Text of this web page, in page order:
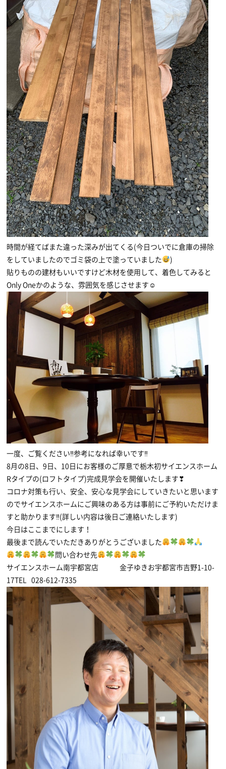
時間が経てばまた違った深みが出てくる(今日ついでに倉庫の掃除
をしていましたのでゴミ袋の上で塗っていました
)
貼りものの建材もいいですけど木材を使用して、着色してみると
Only Oneかのような、雰囲気を感じさせます☺
一度、ご覧ください‼参考になれば幸いです‼
8月の8日、9日、10日にお客様のご厚意で栃木初サイエンスホーム
Rタイプの(ロフトタイプ)完成見学会を開催いたします❣
コロナ対策も行い、安全、安心な見学会にしていきたいと思います
のでサイエンスホームにご興味のある方は事前にご予約いただけま
すと助かります‼(詳しい内容は後日ご連絡いたします)
今日はここまでにします！
最後まで読んでいただきありがとうございました
問い合わせ先
サイエンスホーム南宇都宮店 金子ゆきお宇都宮市吉野1-10-
17TEL 028-612-7335